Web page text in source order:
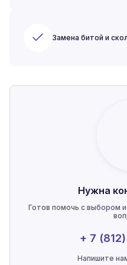
Замена битой и
Нужна
Готов помочь с выбором
+ 7
Напишите